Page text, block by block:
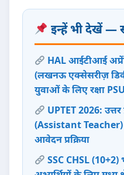
इन्हें भी देखें —
HAL आईटीआई
(लखनऊ एक्सेसरीज़
युवाओं के लिए रक्षा
UPTET 2026: उत्तर
(Assistant Teacher)
आवेदन प्रक्रिया
SSC CHSL (10+2)